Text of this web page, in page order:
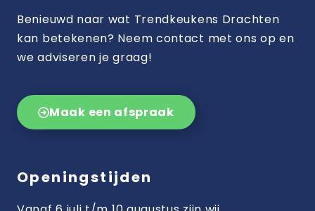
Benieuwd naar wat Trendkeukens Drachten
kan betekenen? Neem contact met ons op en
we adviseren je graag!
Maak een afspraak
Openingstijden